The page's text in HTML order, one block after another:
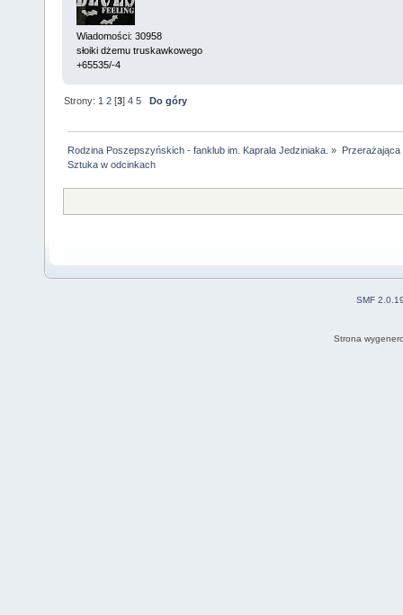
Wiadomości: 30958
słoiki dżemu truskawkowego
+65535/-4
Strony: 1 2 [3]4 5 Do góry
Rodzina Poszepszyńskich - fanklub im. Kaprala Jedziniaka. » Przerażająca
Sztuka w odcinkach
SMF
Strona